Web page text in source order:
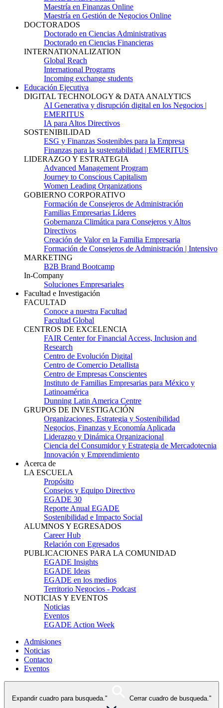
Maestría en Finanzas Online
Maestría en Gestión de Negocios Online
DOCTORADOS
Doctorado en Ciencias Administrativas
Doctorado en Ciencias Financieras
INTERNATIONALIZATION
Global Reach
International Programs
Incoming exchange students
Educación Ejecutiva
DIGITAL TECHNOLOGY & DATA ANALYTICS
AI Generativa y disrupción digital en los Negocios |
EMERITUS
IA para Altos Directivos
SOSTENIBILIDAD
ESG y Finanzas Sostenibles para la Empresa
Finanzas para la sustentabilidad | EMERITUS
LIDERAZGO Y ESTRATEGIA
Advanced Management Program
Journey to Conscious Capitalism
Women Leading Organizations
GOBIERNO CORPORATIVO
Formación de Consejeros de Administración
Familias Empresarias Líderes
Gobernanza Climática para Consejeros y Altos
Directivos
Creación de Valor en la Familia Empresaria
Formación de Consejeros de Administración | Intensivo
MARKETING
B2B Brand Bootcamp
In-Company
Soluciones Empresariales
Facultad e Investigación
FACULTAD
Conoce a nuestra Facultad
Facultad Global
CENTROS DE EXCELENCIA
FAIR Center for Financial Access, Inclusion and
Research
Centro de Evolución Digital
Centro de Comercio Detallista
Centro de Empresas Conscientes
Instituto de Familias Empresarias para México y
Latinoamérica
Dunning Latin America Centre
GRUPOS DE INVESTIGACIÓN
Organizaciones, Estrategia y Sostenibilidad
Negocios, Finanzas y Economía Aplicada
Liderazgo y Dinámica Organizacional
Ciencia del Consumidor y Estrategia de Mercadotecnia
Innovación y Emprendimiento
Acerca de
LA ESCUELA
Propósito
Consejos y Equipo Directivo
EGADE 30
Reporte Anual EGADE
Sostenibilidad e Impacto Social
ALUMNOS Y EGRESADOS
Career Hub
Relación con Egresados
PUBLICACIONES PARA LA COMUNIDAD
EGADE Insights
EGADE Ideas
EGADE en los medios
Territorio Negocios - Podcast
NOTICIAS Y EVENTOS
Noticias
Eventos
EGADE Action Week
Admisiones
Noticias
Contacto
Eventos
Expandir cuadro para busqueda." Cerrar cuadro de busqueda."